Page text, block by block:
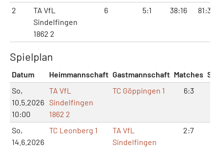
2
TA VfL
Sindelfingen
1862 2
6 5:1 38:16 81:36
Spielplan
Datum Heimmannschaft Gastmannschaft Matches
So,
10.5.2026
10:00
TA VfL
Sindelfingen
1862 2
TC Göppingen 1 6:3
So,
14.6.2026
TC Leonberg 1
TA VfL
Sindelfingen
2:7